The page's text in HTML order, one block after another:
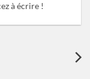
à écrire !